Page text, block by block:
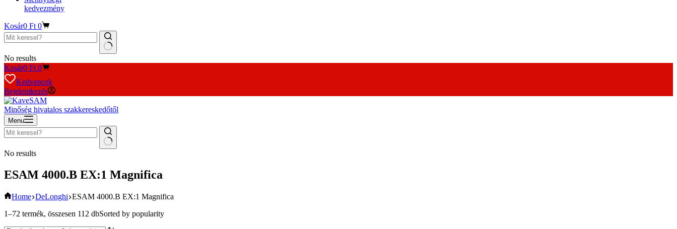
kedvezmény
Kosár0 Ft 0
No results
Kosár0 Ft 0
Kedvencek
Bejelentkezés
Minőség hivatalos szakkereskedőtől
Menu
No results
ESAM 4000.B EX:1 Magnifica
Home DeLonghi ESAM 4000.B EX:1 Magnifica
1–72 termék, összesen 112 dbSorted by popularity